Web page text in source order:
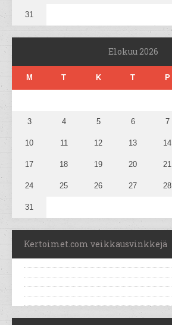
31
Elokuu 2026
M T K T P
3 4 5 6 7
10 11 12 13 14
17 18 19 20 21
24 25 26 27 28
31
Kertoimet.com veikkausvinkkejä